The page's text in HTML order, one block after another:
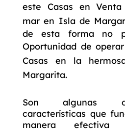
este Casas en
mar en Isla de
de esta forma no
Oportunidad de
Casas en la
Margarita.
Son algunas
características que
manera